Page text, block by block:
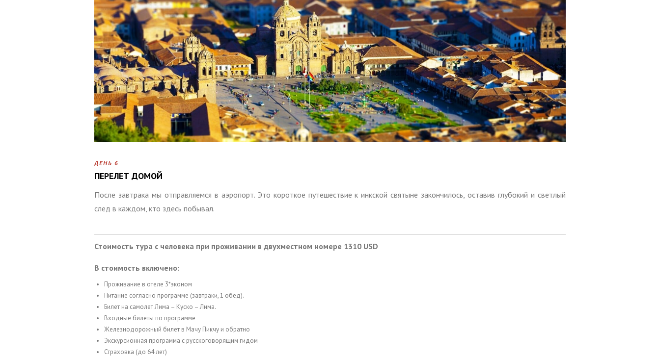
ДЕНЬ 6
ПЕРЕЛЕТ ДОМОЙ
После завтрака мы отправляемся в аэропорт. Это короткое путешествие к инкской святыне закончилось, оставив глубокий и светлый
след в каждом, кто здесь побывал.
Стоимость тура с человека при проживании в двухместном номере 1310 USD
В стоимость включено:
Проживание в отеле 3*эконом
Питание согласно программе (завтраки, 1 обед).
Билет на самолет Лима – Куско – Лима.
Входные билеты по программе
Железнодорожный билет в Мачу Пикчу и обратно
Экскурсионная программа с русскоговорящим гидом
Страховка (до 64 лет)